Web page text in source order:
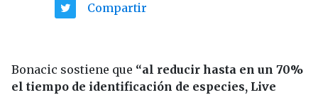
Compartir
Bonacic sostiene que “al reducir hasta en un 70%
el tiempo de identificación de especies, Live